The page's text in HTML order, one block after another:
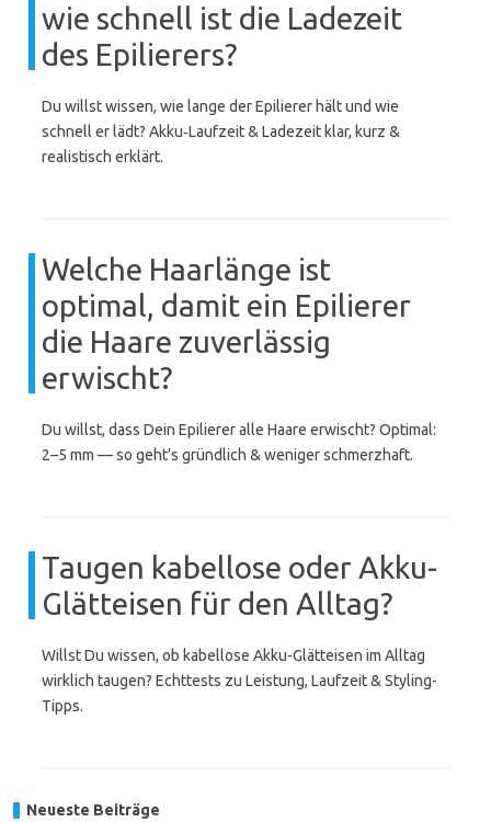
wie schnell ist die Ladezeit
des Epilierers?
Du willst wissen, wie lange der Epilierer hält und wie
schnell er lädt? Akku‑Laufzeit & Ladezeit klar, kurz &
realistisch erklärt.
Welche Haarlänge ist
optimal, damit ein Epilierer
die Haare zuverlässig
erwischt?
Du willst, dass Dein Epilierer alle Haare erwischt? Optimal:
2–5 mm — so geht’s gründlich & weniger schmerzhaft.
Taugen kabellose oder Akku-
Glätteisen für den Alltag?
Willst Du wissen, ob kabellose Akku-Glätteisen im Alltag
wirklich taugen? Echttests zu Leistung, Laufzeit & Styling-
Tipps.
Neueste Beiträge